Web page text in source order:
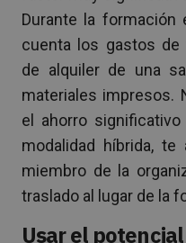
Durante la formación
cuenta los gastos de
de alquiler de una
materiales impresos.
el ahorro
modalidad híbrida, te
miembro de la
traslado al lugar de la
Usar el